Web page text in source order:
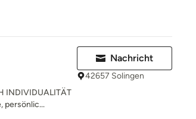
INDIVIDUALITÄT
persönlic...
Nachricht
42657 Solingen